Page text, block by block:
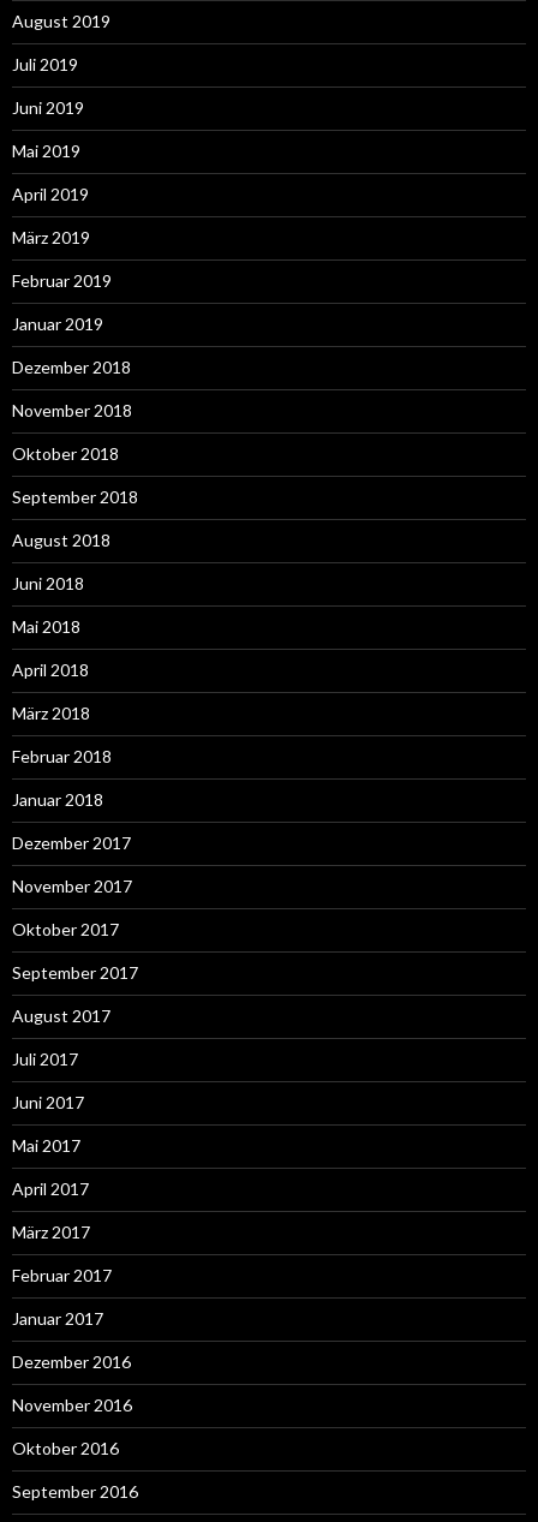
August 2019
Juli 2019
Juni 2019
Mai 2019
April 2019
März 2019
Februar 2019
Januar 2019
Dezember 2018
November 2018
Oktober 2018
September 2018
August 2018
Juni 2018
Mai 2018
April 2018
März 2018
Februar 2018
Januar 2018
Dezember 2017
November 2017
Oktober 2017
September 2017
August 2017
Juli 2017
Juni 2017
Mai 2017
April 2017
März 2017
Februar 2017
Januar 2017
Dezember 2016
November 2016
Oktober 2016
September 2016